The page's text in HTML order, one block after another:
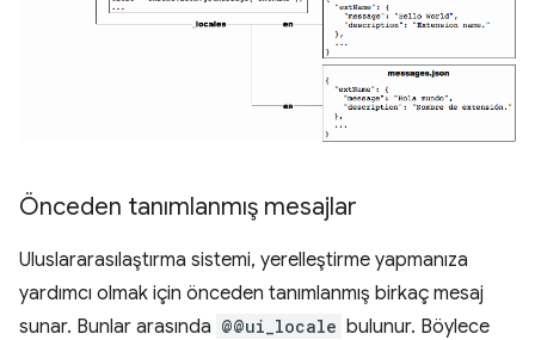
Önceden tanımlanmış mesajlar
Uluslararasılaştırma sistemi, yerelleştirme yapmanıza
yardımcı olmak için önceden tanımlanmış birkaç mesaj
sunar. Bunlar arasında @@ui_locale bulunur. Böylece